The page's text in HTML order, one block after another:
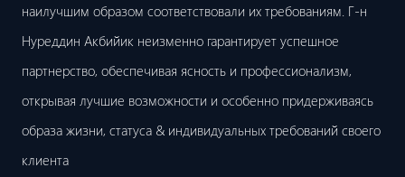
наилучшим образом соответствовали их требованиям. Г-н
Нуреддин Акбийик неизменно гарантирует успешное
партнерство, обеспечивая ясность и профессионализм,
открывая лучшие возможности и особенно придерживаясь
образа жизни, статуса & индивидуальных требований своего
клиента